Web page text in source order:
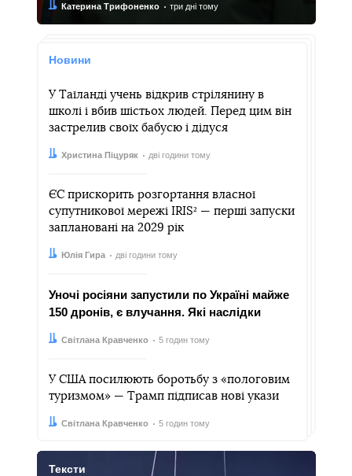
Автор:
Катерина Трифоненко
Дата: три дні тому
Новини
У Таїланді учень відкрив стрілянину в
школі і вбив шістьох людей. Перед цим він
застрелив своїх бабусю і дідуся
Автор:
Христина Піцуряк
Дата: дві години тому
ЄС прискорить розгортання власної
супутникової мережі IRIS² — перші запуски
заплановані на 2029 рік
Автор:
Юлія Гира
Дата: дві години тому
Уночі росіяни запустили по Україні майже
150 дронів, є влучання. Які наслідки
Автор:
Світлана Кравченко
Дата: 5 годин тому
У США посилюють боротьбу з «пологовим
туризмом» — Трамп підписав нові укази
Автор:
Світлана Кравченко
Дата: 5 годин тому
Тексти